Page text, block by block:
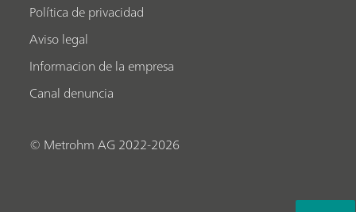
Política de privacidad
Aviso legal
Informacion de la empresa
Canal denuncia
© Metrohm AG 2022-2026